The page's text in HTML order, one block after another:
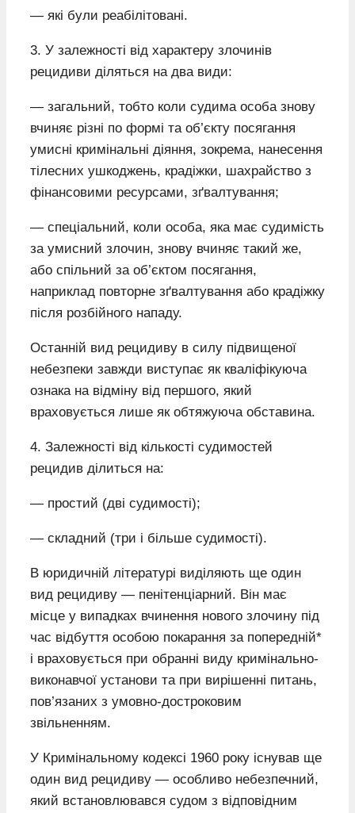
— які були реабілітовані.
3. У залежності від характеру злочинів
рецидиви діляться на два види:
— загальний, тобто коли судима особа знову
вчиняє різні по формі та об’єкту посягання
умисні кримінальні діяння, зокрема, нанесення
тілесних ушкоджень, крадіжки, шахрайство з
фінансовими ресурсами, зґвалтування;
— спеціальний, коли особа, яка має судимість
за умисний злочин, знову вчиняє такий же,
або спільний за об’єктом посягання,
наприклад повторне зґвалтування або крадіжку
після розбійного нападу.
Останній вид рецидиву в силу підвищеної
небезпеки завжди виступає як кваліфікуюча
ознака на відміну від першого, який
враховується лише як обтяжуюча обставина.
4. Залежності від кількості судимостей
рецидив ділиться на:
— простий (дві судимості);
— складний (три і більше судимості).
В юридичній літературі виділяють ще один
вид рецидиву — пенітенціарний. Він має
місце у випадках вчинення нового злочину під
час відбуття особою покарання за попередній*
і враховується при обранні виду кримінально-
виконавчої установи та при вирішенні питань,
пов’язаних з умовно-достроковим
звільненням.
У Кримінальному кодексі 1960 року існував ще
один вид рецидиву — особливо небезпечний,
який встановлювався судом з відповідним